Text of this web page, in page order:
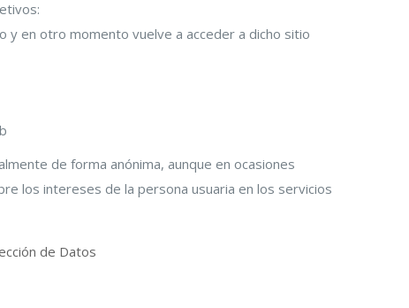
y en otro momento vuelve a acceder a dicho sitio
de forma anónima, aunque en ocasiones
los intereses de la persona usuaria en los servicios
de Datos